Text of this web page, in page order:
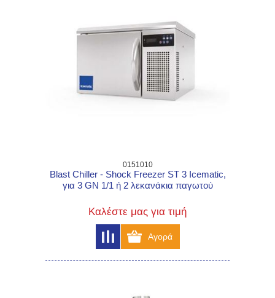
0151010
Blast Chiller - Shock Freezer ST 3 Icematic,
για 3 GN 1/1 ή 2 λεκανάκια παγωτού
Καλέστε μας για τιμή